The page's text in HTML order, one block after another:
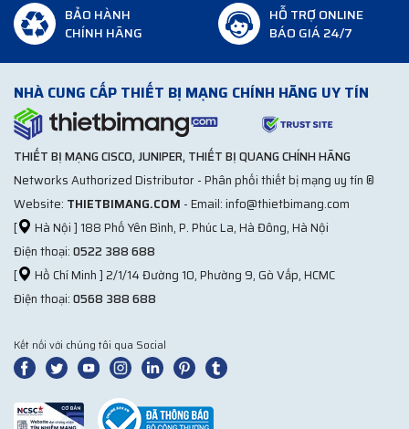
BẢO HÀNH
CHÍNH HÃNG
HỖ TRỢ ONLINE
BÁO GIÁ 24/7
NHÀ CUNG CẤP THIẾT BỊ MẠNG CHÍNH HÃNG UY TÍN
THIẾT BỊ MẠNG CISCO, JUNIPER, THIẾT BỊ QUANG CHÍNH HÃNG
Networks Authorized Distributor - Phân phối thiết bị mạng uy tín ®
Website: THIETBIMANG.COM - Email: info@thietbimang.com
[
Hà Nội ] 188 Phố Yên Bình, P. Phúc La, Hà Đông, Hà Nội
Điện thoại:0522 388 688
[
Hồ Chí Minh ] 2/1/14 Đường 10, Phường 9, Gò Vấp, HCMC
Điện thoại:0568 388 688
Kết nối với chúng tôi qua Social